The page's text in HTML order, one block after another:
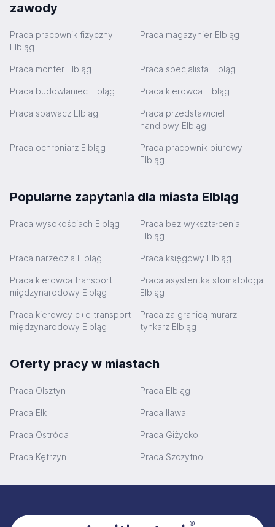
zawody
Praca pracownik fizyczny
Elbląg
Praca magazynier Elbląg
Praca monter Elbląg Praca specjalista Elbląg
Praca budowlaniec Elbląg Praca kierowca Elbląg
Praca spawacz Elbląg
Praca przedstawiciel
handlowy Elbląg
Praca ochroniarz Elbląg
Praca pracownik biurowy
Elbląg
Popularne zapytania dla miasta Elbląg
Praca wysokościach Elbląg
Praca bez wykształcenia
Elbląg
Praca narzedzia Elbląg Praca księgowy Elbląg
Praca kierowca transport
międzynarodowy Elbląg
Praca asystentka stomatologa
Elbląg
Praca kierowcy c+e transport
międzynarodowy Elbląg
Praca za granicą murarz
tynkarz Elbląg
Oferty pracy w miastach
Praca Olsztyn Praca Elbląg
Praca Ełk Praca Iława
Praca Ostróda Praca Giżycko
Praca Kętrzyn Praca Szczytno